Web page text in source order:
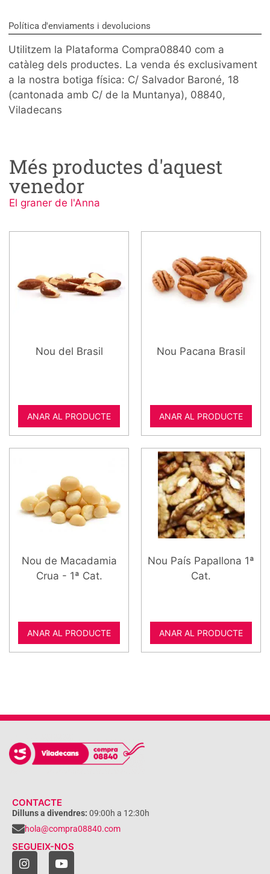
Política d'enviaments i devolucions
Utilitzem la Plataforma Compra08840 com a
catàleg dels productes. La venda és exclusivament
a la nostra botiga física: C/ Salvador Baroné, 18
(cantonada amb C/ de la Muntanya), 08840,
Viladecans
Més productes d'aquest
venedor
El graner de l'Anna
Nou del Brasil
ANAR AL PRODUCTE
Nou Pacana Brasil
ANAR AL PRODUCTE
Nou de Macadamia
Crua - 1ª Cat.
ANAR AL PRODUCTE
Nou País Papallona 1ª
Cat.
ANAR AL PRODUCTE
CONTACTE
Dilluns a divendres: 09:00h a 12:30h
hola@compra08840.com
SEGUEIX-NOS